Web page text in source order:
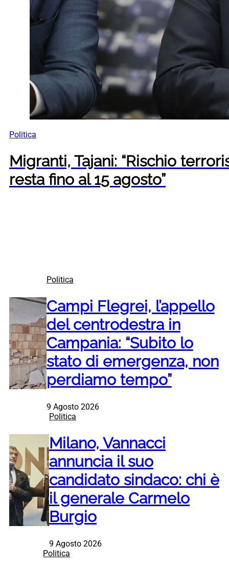
Politica
Migranti, Tajani: “Rischio
resta fino al 15 agosto”
Politica
Campi Flegrei, l’appello
del centrodestra in
Campania: “Subito lo
stato di emergenza, non
perdiamo tempo”
9 Agosto 2026
Politica
Milano, Vannacci
annuncia il suo
candidato sindaco: chi è
il generale Carmelo
Burgio
9 Agosto 2026
Politica